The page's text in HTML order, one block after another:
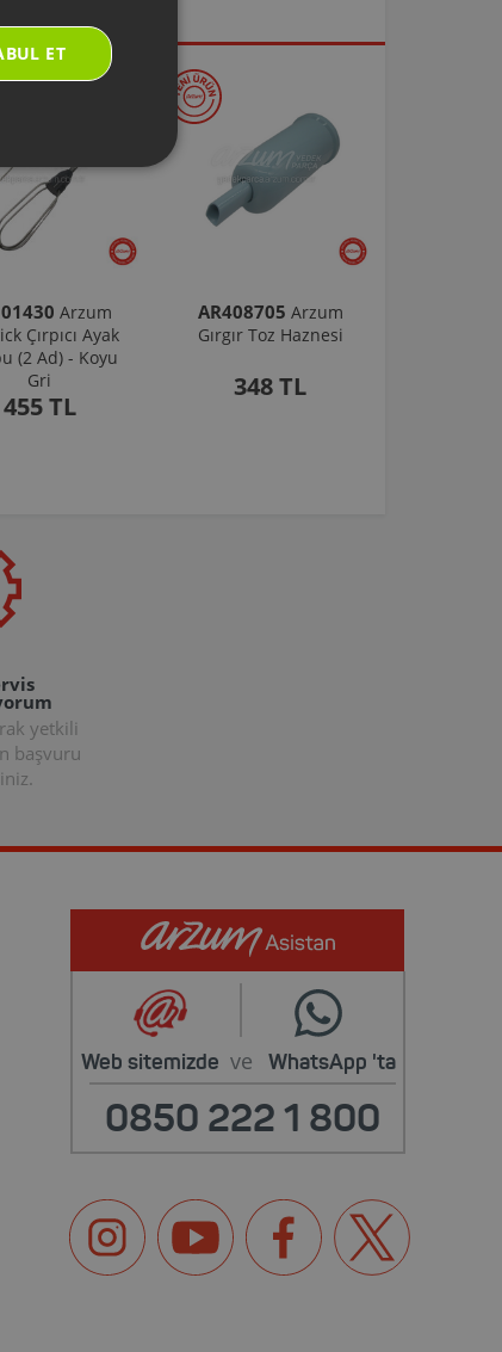
Arzum
Çırpıcı Ayak
(2 Ad) - Koyu
Gri
455 TL
AR408705 Arzum
Gırgır Toz Haznesi
348 TL
yetkili
başvuru
Web sitemizde ve WhatsApp 'ta
0850 222 1 800
ET